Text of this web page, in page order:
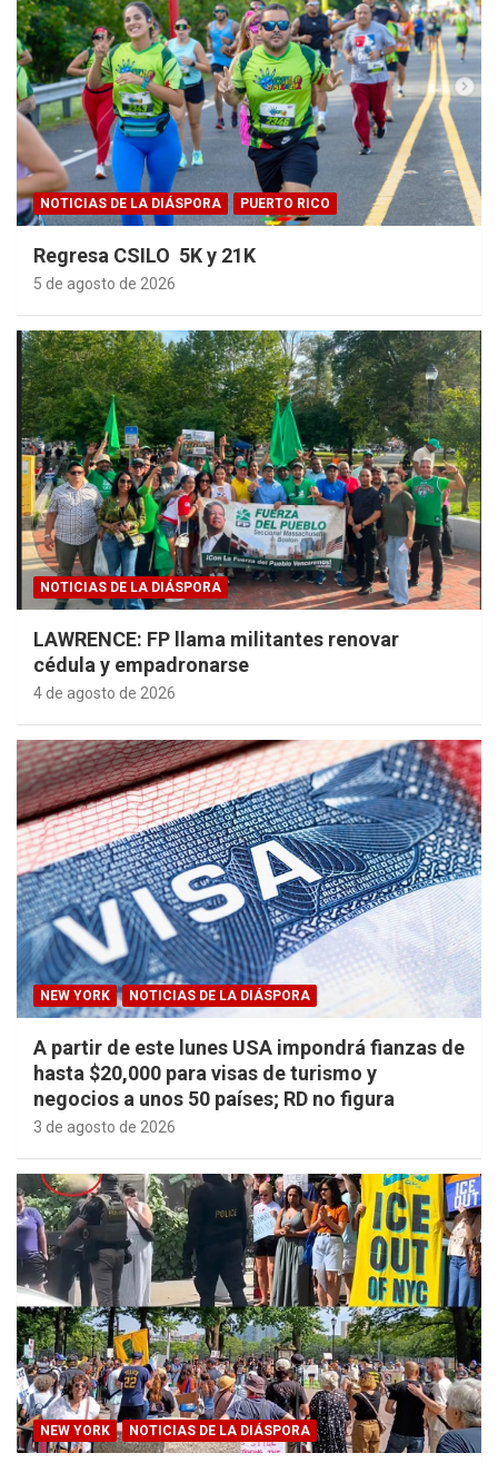
NOTICIAS DE LA DIÁSPORA PUERTO RICO
Regresa CSILO 5K y 21K
5 de agosto de 2026
NOTICIAS DE LA DIÁSPORA
LAWRENCE: FP llama militantes renovar
cédula y empadronarse
4 de agosto de 2026
NEW YORK NOTICIAS DE LA DIÁSPORA
A partir de este lunes USA impondrá fianzas de
hasta $20,000 para visas de turismo y
negocios a unos 50 países; RD no figura
3 de agosto de 2026
NEW YORK NOTICIAS DE LA DIÁSPORA